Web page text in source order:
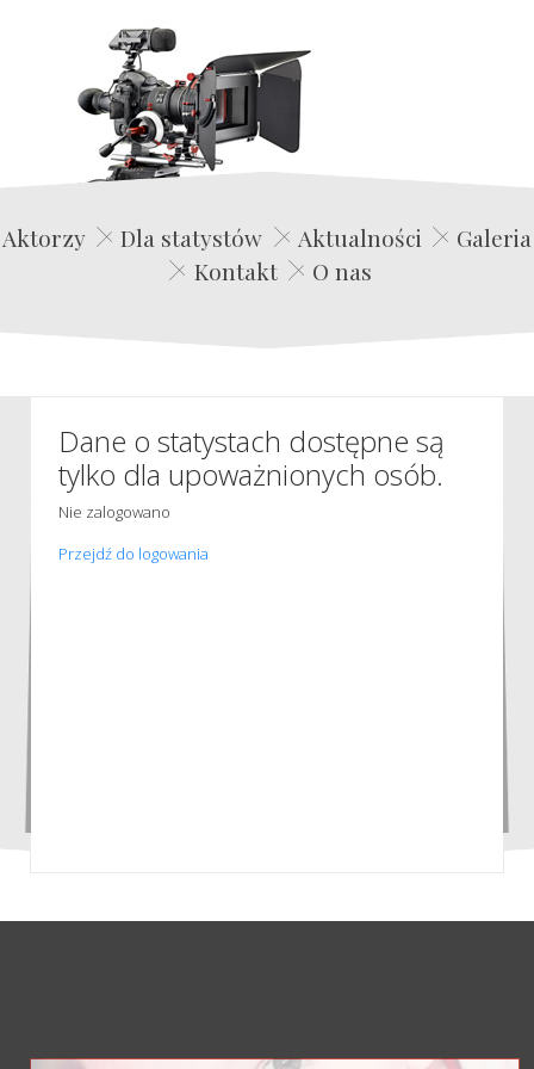
Edwin Film Agencja Aktorska
Aktorzy Dla statystów Aktualności
Galeria
Kontakt
O nas
Dane o statystach dostępne są
tylko dla upoważnionych osób.
Nie zalogowano
Przejdź do logowania